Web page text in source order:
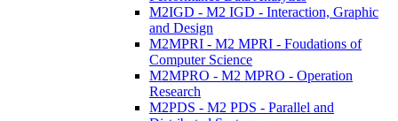
M2IGD - M2 IGD - Interaction, Graphic
and Design
M2MPRI - M2 MPRI - Foudations of
Computer Science
M2MPRO - M2 MPRO - Operation
Research
M2PDS - M2 PDS - Parallel and